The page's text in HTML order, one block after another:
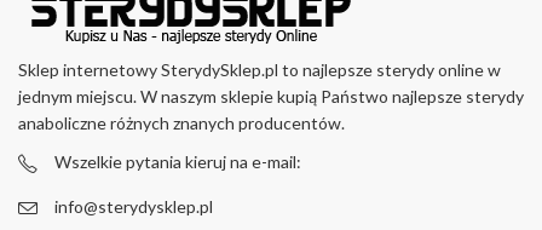
wybrać
na
stronie
produktu
Sklep internetowy SterydySklep.pl to najlepsze sterydy online w
jednym miejscu. W naszym sklepie kupią Państwo najlepsze sterydy
anaboliczne różnych znanych producentów.
Wszelkie pytania kieruj na e-mail:
info@sterydysklep.pl